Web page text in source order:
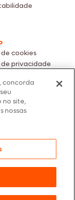
cookies
privacidade
durarem os
análise e confirmação
são válidos
parceiros.
de estoque.
concorda
no site,
nossas